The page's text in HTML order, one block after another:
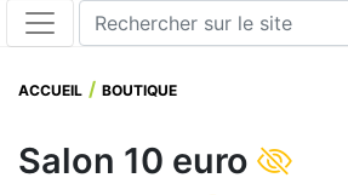
ACCUEIL BOUTIQUE
Salon 10 euro